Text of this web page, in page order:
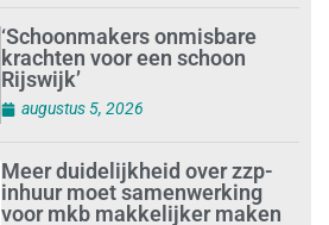
‘Schoonmakers onmisbare
krachten voor een schoon
Rijswijk’
augustus 5, 2026
Meer duidelijkheid over zzp-
inhuur moet samenwerking
voor mkb makkelijker maken